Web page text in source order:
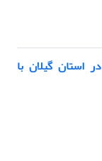
استان گیلان با